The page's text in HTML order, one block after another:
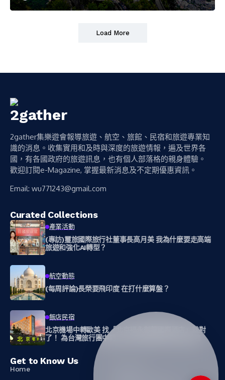
Load More
2gather集樂遊會報導旅遊、航空、旅館、民宿和旅遊專業知
識的消息。收集實用和及時與深度的旅遊情報，遍及世界各
國，有各國政府的旅遊訊息，也有個人部落格的親身體驗。
歡迎訂閱e-Magazine, 掌握最新消息及不定期優惠資訊。
Email: wu771243@gmail.com
Curated Collections
產業活動
(專訪)璽旅國際旅行社董事長高月美 我為什麼要走高端
旅遊和強化AI轉型？
航空動態
(每周評論)長榮要飛印度 在打什麼算盤？
飯店民宿
北京機場中轉歐美 找「北京福永御龍國際酒店」就對
了！ 為台灣旅行團中轉而設 提供最貼心便利的服務
Get to Know Us
Home